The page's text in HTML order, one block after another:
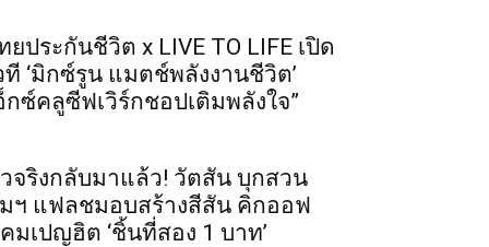
ยประกันชีวิต x LIVE TO LIFE เปิด
ที ‘มิกซ์รูน แมตช์พลังงานชีวิต’
กซ์คลูซีฟเวิร์กชอปเติมพลังใจ”
จริงกลับมาแล้ว! วัตสัน บุกสวน
ฯ แฟลชมอบสร้างสีสัน คิกออฟ
มเปญฮิต ‘ชิ้นที่สอง 1 บาท’